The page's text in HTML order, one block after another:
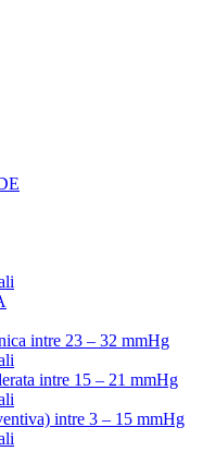
intre 23 – 32 mmHg
intre 15 – 21 mmHg
intre 3 – 15 mmHg